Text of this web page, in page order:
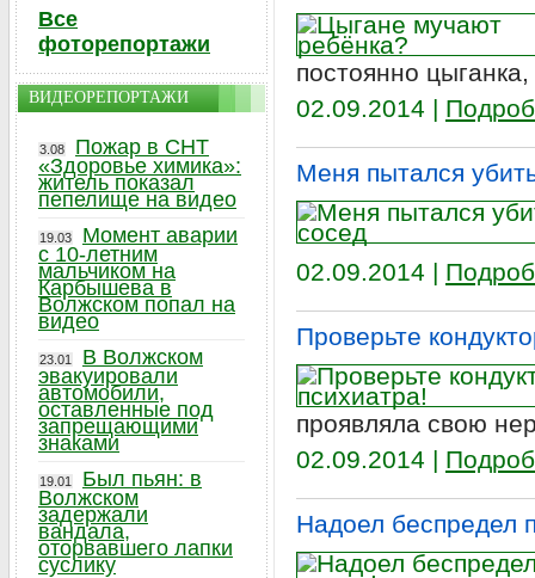
постоянно
02.09.2014 |
Меня пытался
02.09.2014 |
Проверьте
проявляла свою
02.09.2014 |
Надоел беспредел
Все
фоторепортажи
ВИДЕОРЕПОРТАЖИ
3.08
Пожар в СНТ
«Здоровье химика»:
житель показал
пепелище на видео
19.03
Момент аварии
с 10-летним
мальчиком на
Карбышева в
Волжском попал на
видео
23.01
В Волжском
эвакуировали
автомобили,
оставленные под
запрещающими
знаками
19.01
Был пьян: в
Волжском
задержали
вандала,
оторвавшего лапки
суслику